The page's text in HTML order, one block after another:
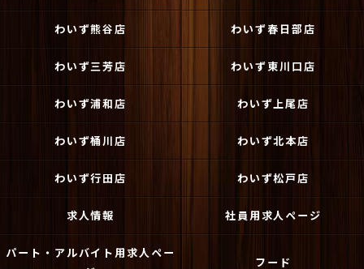
わいず熊谷店 わいず春日部店
わいず三芳店 わいず東川口店
わいず浦和店 わいず上尾店
わいず桶川店 わいず北本店
わいず行田店 わいず松戸店
求人情報 社員用求人ページ
パート・アルバイト用求人ペー
フード